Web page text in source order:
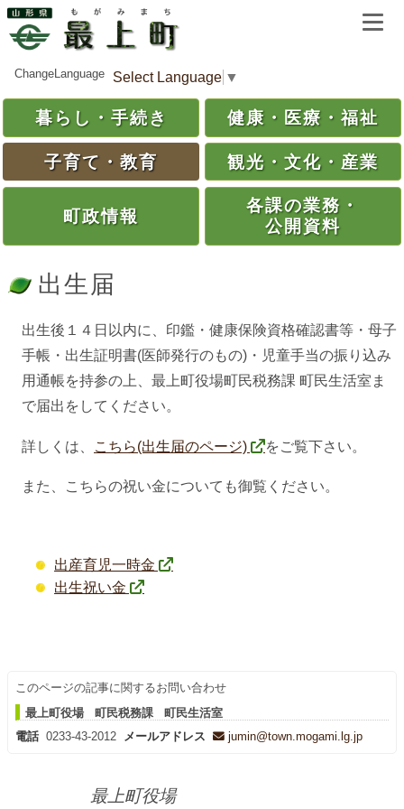
ChangeLanguage Select Language ▼
暮らし・ 手続き 健康・ 医療・福祉
子育て・ 教育 観光・ 文化・ 産業
町政情報
各課の業務・
公開資料
出生届
出生後１４日以内に、印鑑・健康保険資格確認書等・母子
手帳・出生証明書(医師発行のもの)・児童手当の振り込み
用通帳を持参の上、最上町役場町民税務課 町民生活室ま
で届出をしてください。
詳しくは、 こちら(出生届のページ) をご覧下さい。
また、こちらの祝い金についても御覧ください。
出産育児一時金
出生祝い金
このページの記事に関するお問い合わせ
最上町役場 町民税務課 町民生活室
電話 0233-43-2012 メールアドレス jumin@town.mogami.lg.jp
最上町役場